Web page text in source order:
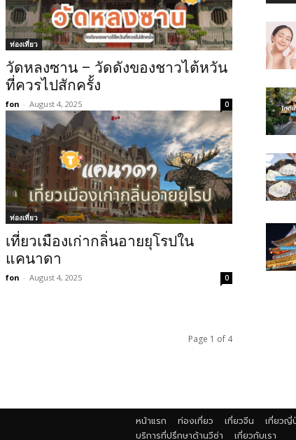
ท่องเที่ยว
วัดหลงซาน – วัดดังของชาวไต้หวัน
ที่ควรไปสักครั้ง
fon - August 4, 2025 0
ท่องเที่ยว
เที่ยวเมืองเก่ากลิ่นอายยุโรปใน
แคนาดา
fon - August 4, 2025 0
Page 1 of 4
หน้าแรก ท่องเที่ยว เที่ยวจีน เที่ยวญี่
บริการที่ปรึกษาด้านวีซ่า
เกี่ยวกับเรา